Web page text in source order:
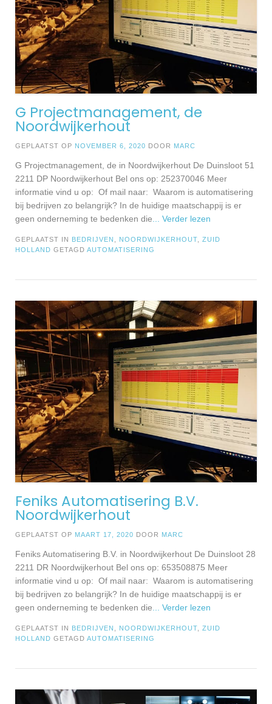
G Projectmanagement, de
Noordwijkerhout
GEPLAATST OP NOVEMBER 6, 2020 DOOR MARC
G Projectmanagement, de in Noordwijkerhout De Duinsloot 51
2211 DP Noordwijkerhout Bel ons op: 252370046 Meer
informatie vind u op: Of mail naar: Waarom is automatisering
bij bedrijven zo belangrijk? In de huidige maatschappij is er
geen onderneming te bedenken die... Verder lezen
GEPLAATST IN BEDRIJVEN NOORDWIJKERHOUT
ZUID
HOLLAND GETAGD AUTOMATISERING
Feniks Automatisering B.V.
Noordwijkerhout
GEPLAATST OP MAART 17, 2020 DOOR MARC
Feniks Automatisering B.V. in Noordwijkerhout De Duinsloot 28
2211 DR Noordwijkerhout Bel ons op: 653508875 Meer
informatie vind u op: Of mail naar: Waarom is automatisering
bij bedrijven zo belangrijk? In de huidige maatschappij is er
geen onderneming te bedenken die ... Verder lezen
GEPLAATST IN BEDRIJVEN NOORDWIJKERHOUT
ZUID
HOLLAND GETAGD AUTOMATISERING